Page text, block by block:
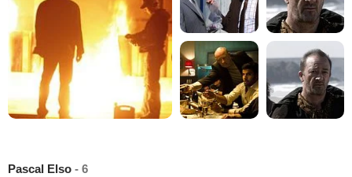
Pascal Elso - 6